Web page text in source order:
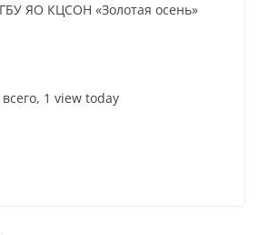
ЯО КЦСОН «Золотая осень»
1 view today